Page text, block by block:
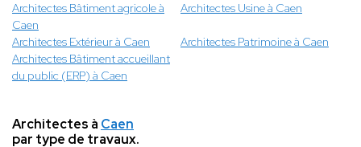
Architectes Bâtiment agricole à
Caen
Architectes Usine à Caen
Architectes Extérieur à Caen
Architectes Patrimoine à Caen
Architectes Bâtiment accueillant
du public (ERP) à Caen
Architectes à Caen
par type de travaux.